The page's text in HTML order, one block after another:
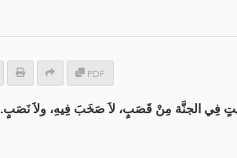
PDF
فِي الجنَّة مِنْ قَصَبٍ، لاَ صَخَبَ فِيهِ، ولاَ نَصَبٍ.